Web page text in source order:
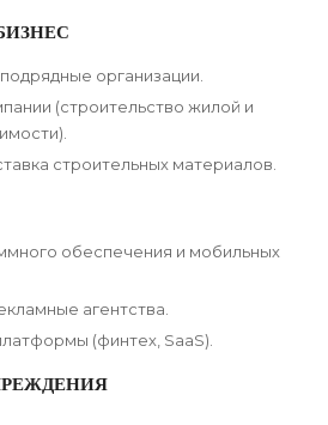
организации.
(строительство жилой и
строительных материалов.
обеспечения и мобильных
агентства.
(финтех, SaaS).